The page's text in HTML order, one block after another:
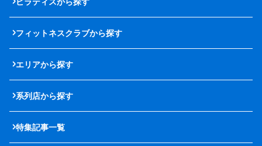
フィットネスクラブから探す
エリアから探す
系列店から探す
特集記事一覧